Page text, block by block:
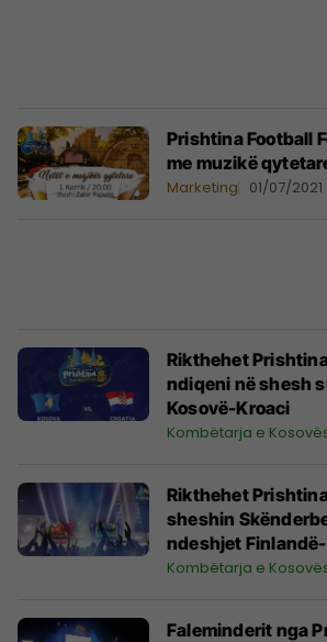
Prishtina Football
me muzikë
Marketing 01/07/2021
Rikthehet
ndiqeni në shesh
Kosovë-Kroaci
Kombëtarja e
Rikthehet
sheshin
ndeshjet
Shqipëri-
Kombëtarja e
Faleminderit nga